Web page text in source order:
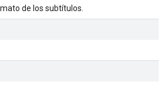
de los subtítulos.